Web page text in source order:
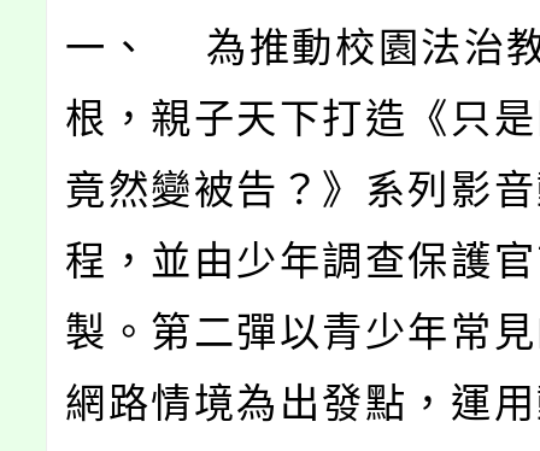
一、 為推動校園法治
根，親子天下打造《只
竟然變被告？》系列影
程，並由少年調查保護
製。第二彈以青少年常
網路情境為出發點，運